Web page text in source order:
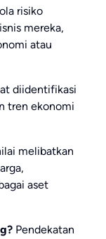
risiko
mereka,
atau
diidentifikasi
tren ekonomi
melibatkan
aset
Pendekatan